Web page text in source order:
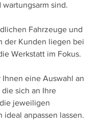
sind.
Fahrzeuge und
der Kunden liegen bei
Werkstatt im Fokus.
eine Auswahl an
die sich an Ihre
jeweiligen
ideal anpassen lassen.